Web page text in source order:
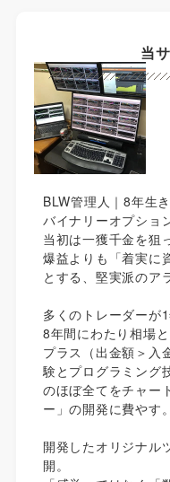
当
BLW管理人｜8年生
バイナリーオプショ
当初は一獲千金を狙
爆益よりも「着実に
とする、堅実派のア
多くのトレーダーが
8年間にわたり相場
プラス（出金額＞入
験とプログラミング
のほぼ全てをチャー
ー」の開発に費やす。
開発したオリジナル
開。